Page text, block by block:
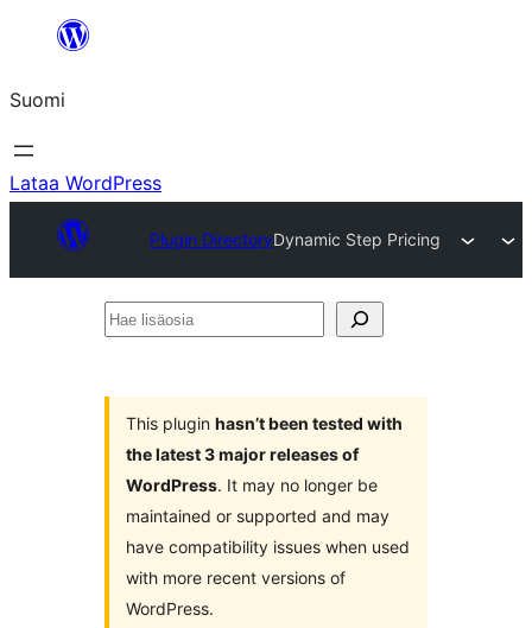
Suomi
Lataa WordPress
Plugin DirectoryDynamic Step Pricing
Hae
This plugin hasn’t been tested with
the latest 3 major releases of
WordPress. It may no longer be
maintained or supported and may
have compatibility issues when used
with more recent versions of
WordPress.